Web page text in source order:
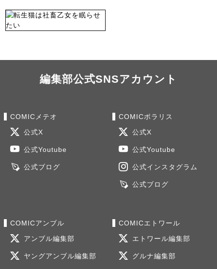
編集部公式SNSアカウント
COMICメテオ
公式X
公式Youtube
公式ブログ
COMICポラリス
公式X
公式Youtube
公式インスタグラム
公式ブログ
COMICアンブル
アンブル編集部
ヤングアンブル編集部
COMICエトワール
エトワール編集部
グルナ編集部